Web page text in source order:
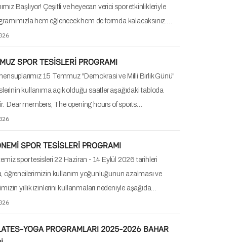
ve TOPLULUKLARI YIL SONU ÖDÜL TÖRENİ
Her sene düzenli olarak organize ettiğimiz
günü KKM Kemal Kurdaş Salonu'nda organize
BAYRAM TATİLİ SPOR TESİSLERİ PROGRAMI
süresine denk gelen tarihlerde spor tesislerimizin açık
aşağıdaki tabloda görebilirsiniz. Şİmdiden tüm…
Atatürk'ü Anma, Gençlik ve Spor Bayramı Spor
Spor tesislerimiz, 19 Mayıs 2026 tarihinde